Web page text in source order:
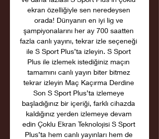
ekran özelliğiyle sen neredeysen
orada! Dünyanın en iyi lig ve
şampiyonalarını her ay 700 saatten
fazla canlı yayını, tekrar izle seçeneği
ile S Sport Plus’ta izleyin. S Sport
Plus ile izlemek istediğiniz maçın
tamamını canlı yayın biter bitmez
tekrar izleyin Maç Kaçırma Derdine
Son S Sport Plus’ta izlemeye
başladığınız bir içeriği, farklı cihazda
kaldığınız yerden izlemeye devam
edin Çoklu Ekran Teknolojisi S Sport
Plus’ta hem canlı yayınları hem de